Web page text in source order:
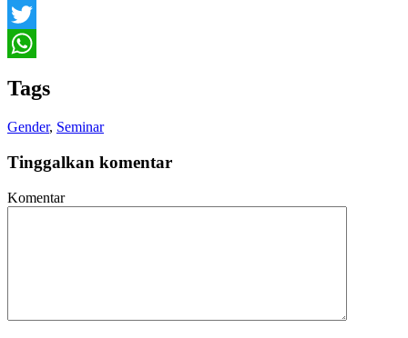
Facebook
Twitter
Tags
Gender, Seminar
Tinggalkan komentar
Komentar